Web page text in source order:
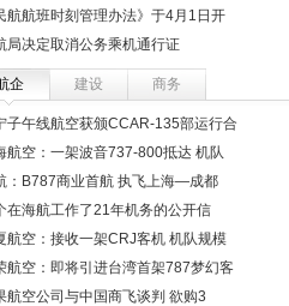
航航班时刻管理办法》于4月1日开
局决定取消公务乘机通行证
企 建设 商务
子午线航空获颁CCAR-135部运行合
航空：一架波音737-800抵达 机队
：B787商业首航 执飞上海—成都
在海航工作了21年机务的公开信
航空：接收一架CRJ客机 机队规模
航空：即将引进台湾首架787梦幻客
航空公司与中国商飞谈判 欲购3